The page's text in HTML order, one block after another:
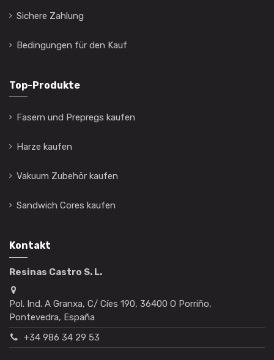
Sichere Zahlung
Bedingungen für den Kauf
Top-Produkte
Fasern und Prepregs kaufen
Harze kaufen
Vakuum Zubehör kaufen
Sandwich Cores kaufen
Kontakt
Resinas Castro S. L.
Pol. Ind. A Granxa, C/ Cíes 190, 36400 O Porriño,
Pontevedra, España
+34 986 34 29 53